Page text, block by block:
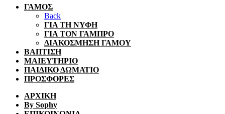
ΓΑΜΟΣ
Back
ΓΙΑ ΤΗ ΝΥΦΗ
ΓΙΑ ΤΟΝ ΓΑΜΠΡΟ
ΔΙΑΚΟΣΜΗΣΗ ΓΑΜΟΥ
ΒΑΠΤΙΣΗ
ΜΑΙΕΥΤΗΡΙΟ
ΠΑΙΔΙΚΟ ΔΩΜΑΤΙΟ
ΠΡΟΣΦΟΡΕΣ
ΑΡΧΙΚΗ
By Sophy